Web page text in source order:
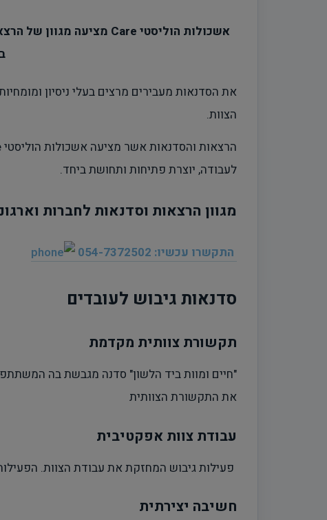
אשכולות הוליסטי Care מציעה מגוון של הרצאות לעובדים,
את הסדנאות מעבירים מרצים בעלי ניסיון
הצוות.
לעבודה, יוצרת פתיחות ותחושת ביחד.
מגוון הרצאות וסדנאות לחברות
התקשרו עכשיו: 054-7372502
סדנאות גיבוש לעובדים
תקשורת צוותית מקדמת
"חיים ומוות ביד הלשון" סדנה מגבשת בה
את התקשורת הצוותית
עבודת צוות אפקטיבית
פעילות גיבוש המחזקת את עבודת הצוות.
חשיבה יצירתית